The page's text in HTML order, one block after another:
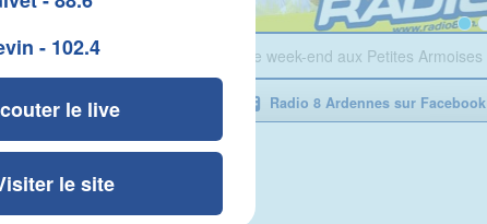
- 102.4
le live
le site
des tracteurs tondeuses ce week-end aux Petites Armoises
tondeuses ce week- Radio 8 Ardennes sur Facebook